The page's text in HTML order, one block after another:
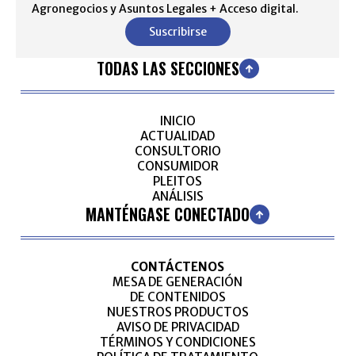
Agronegocios y Asuntos Legales + Acceso digital.
Suscribirse
TODAS LAS SECCIONES
INICIO
ACTUALIDAD
CONSULTORIO
CONSUMIDOR
PLEITOS
ANÁLISIS
MANTÉNGASE CONECTADO
CONTÁCTENOS
MESA DE GENERACIÓN
DE CONTENIDOS
NUESTROS PRODUCTOS
AVISO DE PRIVACIDAD
TÉRMINOS Y CONDICIONES